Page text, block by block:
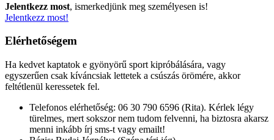
Jelentkezz most, ismerkedjünk meg személyesen is!
Jelentkezz most!
Elérhetőségem
Ha kedvet kaptatok e gyönyörű sport kipróbálására, vagy
egyszerűen csak kíváncsiak lettetek a csúszás örömére, akkor
feltétlenül keressetek fel.
Telefonos elérhetőség: 06 30 790 6596 (Rita). Kérlek légy
türelmes, mert sokszor nem tudom felvenni, ha biztosra akarsz
menni inkább írj sms-t vagy emailt!